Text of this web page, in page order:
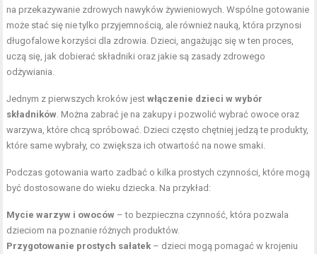
na przekazywanie zdrowych nawyków żywieniowych. Wspólne gotowanie
może stać się nie tylko przyjemnością, ale również nauką, która przynosi
długofalowe korzyści dla zdrowia. Dzieci, angażując się w ten proces,
uczą się, jak dobierać składniki oraz jakie są zasady zdrowego
odżywiania.
Jednym z pierwszych kroków jestwłączenie dzieci w wybór
składników. Można zabrać je na zakupy i pozwolić wybrać owoce oraz
warzywa, które chcą spróbować. Dzieci często chętniej jedzą te produkty,
które same wybrały, co zwiększa ich otwartość na nowe smaki.
Podczas gotowania warto zadbać o kilka prostych czynności, które mogą
być dostosowane do wieku dziecka. Na przykład:
Mycie warzyw i owoców – to bezpieczna czynność, która pozwala
dzieciom na poznanie różnych produktów.
Przygotowanie prostych sałatek – dzieci mogą pomagać w krojeniu